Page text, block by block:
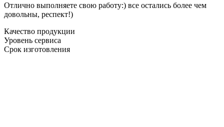
Отлично выполняете свою работу:) все остались более чем
довольны, респект!)
Качество продукции
Уровень сервиса
Срок изготовления